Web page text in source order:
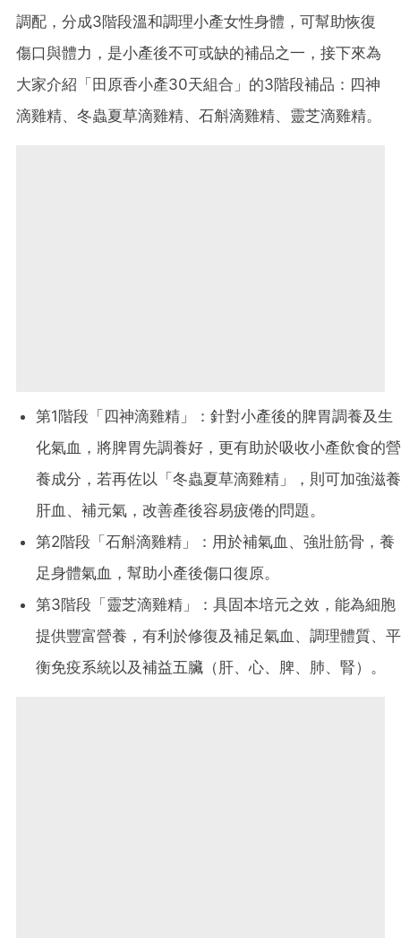
調配，分成3階段溫和調理小產女性身體，可幫助恢復
傷口與體力，是小產後不可或缺的補品之一，接下來為
大家介紹「田原香小產30天組合」的3階段補品：四神
滴雞精、冬蟲夏草滴雞精、石斛滴雞精、靈芝滴雞精。
第1階段「四神滴雞精」：針對小產後的脾胃調養及生
化氣血，將脾胃先調養好，更有助於吸收小產飲食的營
養成分，若再佐以「冬蟲夏草滴雞精」，則可加強滋養
肝血、補元氣，改善產後容易疲倦的問題。
第2階段「石斛滴雞精」：用於補氣血、強壯筋骨，養
足身體氣血，幫助小產後傷口復原。
第3階段「靈芝滴雞精」：具固本培元之效，能為細胞
提供豐富營養，有利於修復及補足氣血、調理體質、平
衡免疫系統以及補益五臟（肝、心、脾、肺、腎）。